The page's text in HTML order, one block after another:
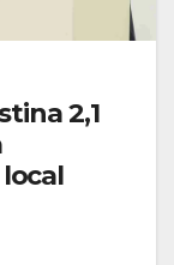
2,1